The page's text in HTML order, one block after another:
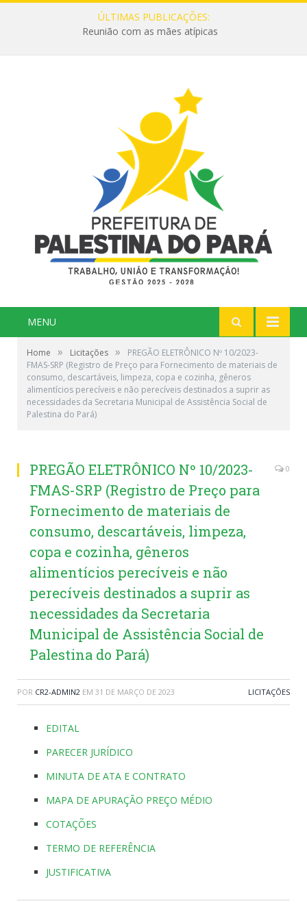
ÚLTIMAS PUBLICAÇÕES:
Reunião com as mães atípicas
MENU
Home » Licitações »
PREGÃO ELETRÔNICO Nº 10/2023-
FMAS-SRP (Registro de Preço para Fornecimento de materiais de
consumo, descartáveis, limpeza, copa e cozinha, gêneros
alimentícios perecíveis e não perecíveis destinados a suprir as
necessidades da Secretaria Municipal de Assistência Social de
Palestina do Pará)
PREGÃO ELETRÔNICO Nº 10/2023-
FMAS-SRP (Registro de Preço para
Fornecimento de materiais de
consumo, descartáveis, limpeza,
copa e cozinha, gêneros
alimentícios perecíveis e não
perecíveis destinados a suprir as
necessidades da Secretaria
Municipal de Assistência Social de
Palestina do Pará)
0
POR CR2-ADMIN2 EM 31 DE MARÇO DE 2023 LICITAÇÕES
EDITAL
PARECER JURÍDICO
MINUTA DE ATA E CONTRATO
MAPA DE APURAÇÃO PREÇO MÉDIO
COTAÇÕES
TERMO DE REFERÊNCIA
JUSTIFICATIVA